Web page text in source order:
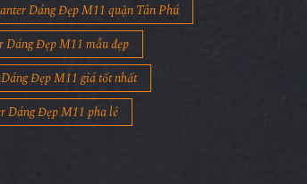
Dáng Đẹp M11 quận Tân Phú
Dáng Đẹp M11 mẫu đẹp
Đẹp M11 giá tốt nhất
Dáng Đẹp M11 pha lê